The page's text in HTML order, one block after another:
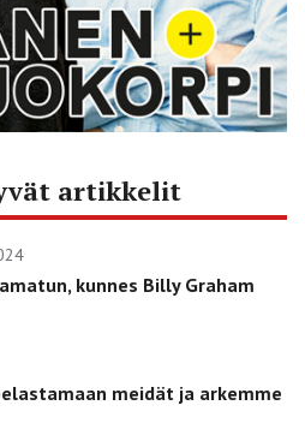
artikkelit
kunnes Billy Graham
meidät ja arkemme